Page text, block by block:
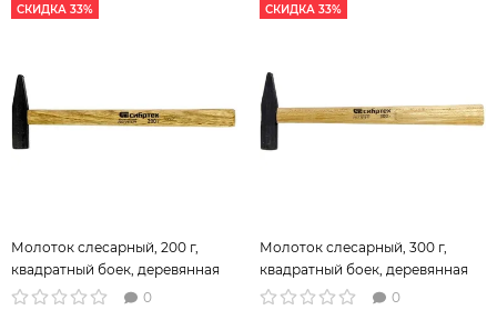
СКИДКА 33%
Молоток слесарный, 200 г,
квадратный боек, деревянная
рукоятка Сибртех 10211
0
СКИДКА 33%
Молоток слесарный, 300 г,
квадратный боек, деревянная
рукоятка Сибртех 10214
0